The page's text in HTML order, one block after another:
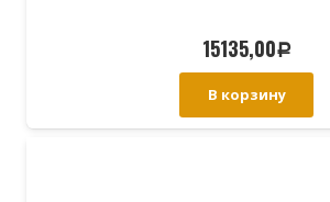
15135,00Р
В корзину